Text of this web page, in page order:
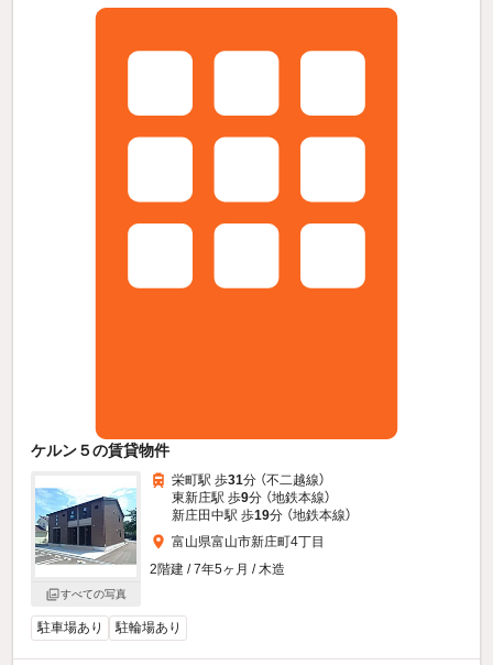
ケルン５の賃貸物件
すべての写真
栄町駅 歩31分 （不二越線）
東新庄駅 歩9分 （地鉄本線）
新庄田中駅 歩19分 （地鉄本線）
富山県富山市新庄町4丁目
2階建 / 7年5ヶ月 / 木造
駐車場あり 駐輪場あり